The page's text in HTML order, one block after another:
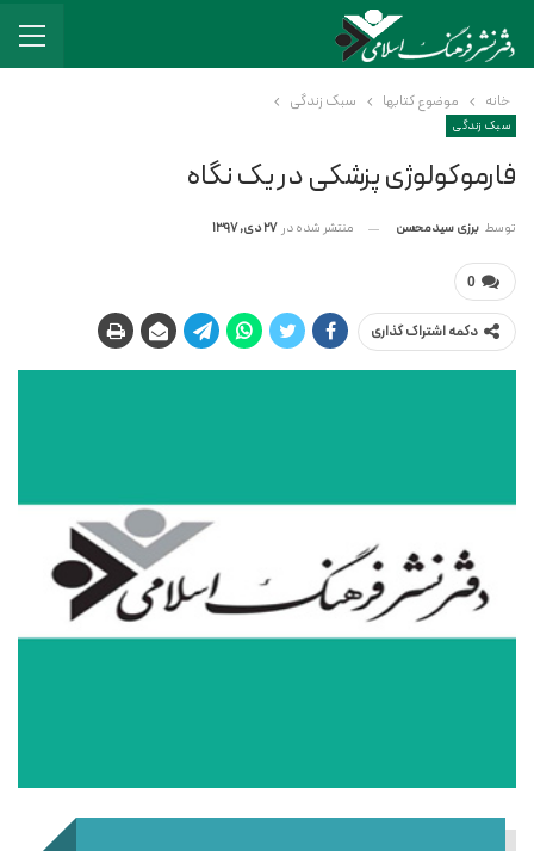
خانه موضوع کتابها سبک زندگی
سبک زندگی
فارموکولوژی پزشکی در یک نگاه
توسط برزی سیدمحسن منتشر شده در 27 دی, 1397
0
دکمه اشتراک گذاری